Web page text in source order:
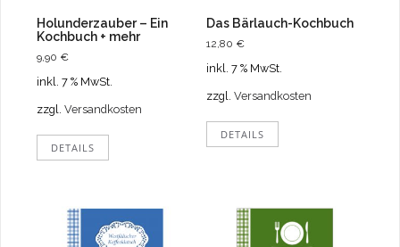
Holunderzauber – Ein
Kochbuch + mehr
9,90 €
inkl. 7 % MwSt.
zzgl. Versandkosten
DETAILS
Das Bärlauch-Kochbuch
12,80 €
inkl. 7 % MwSt.
zzgl.Versandkosten
DETAILS